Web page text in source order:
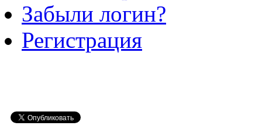
Забыли логин?
Регистрация